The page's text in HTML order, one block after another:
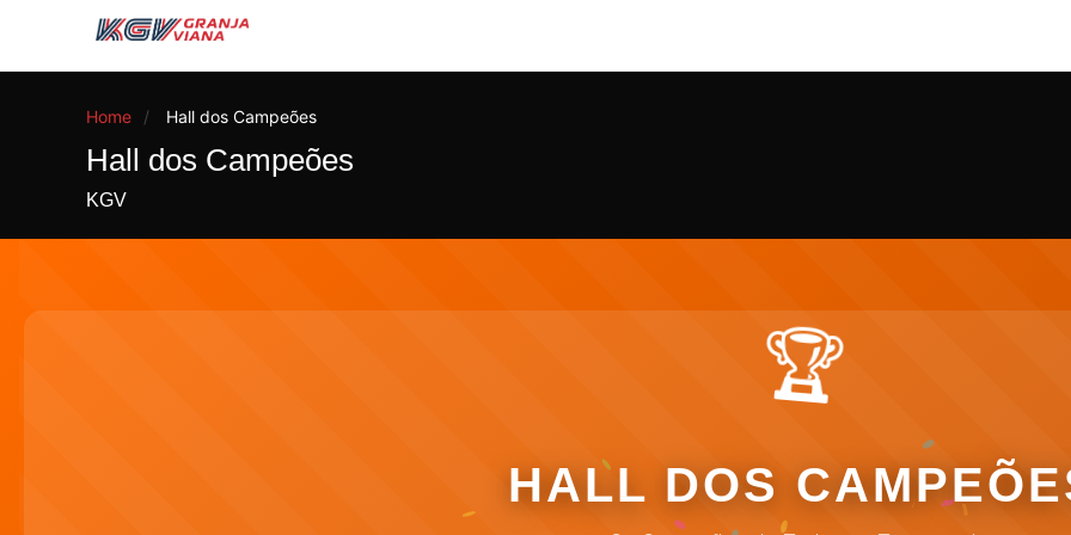
Home Hall dos Campeões
Hall dos Campeões
KGV
🏆
HALL DOS